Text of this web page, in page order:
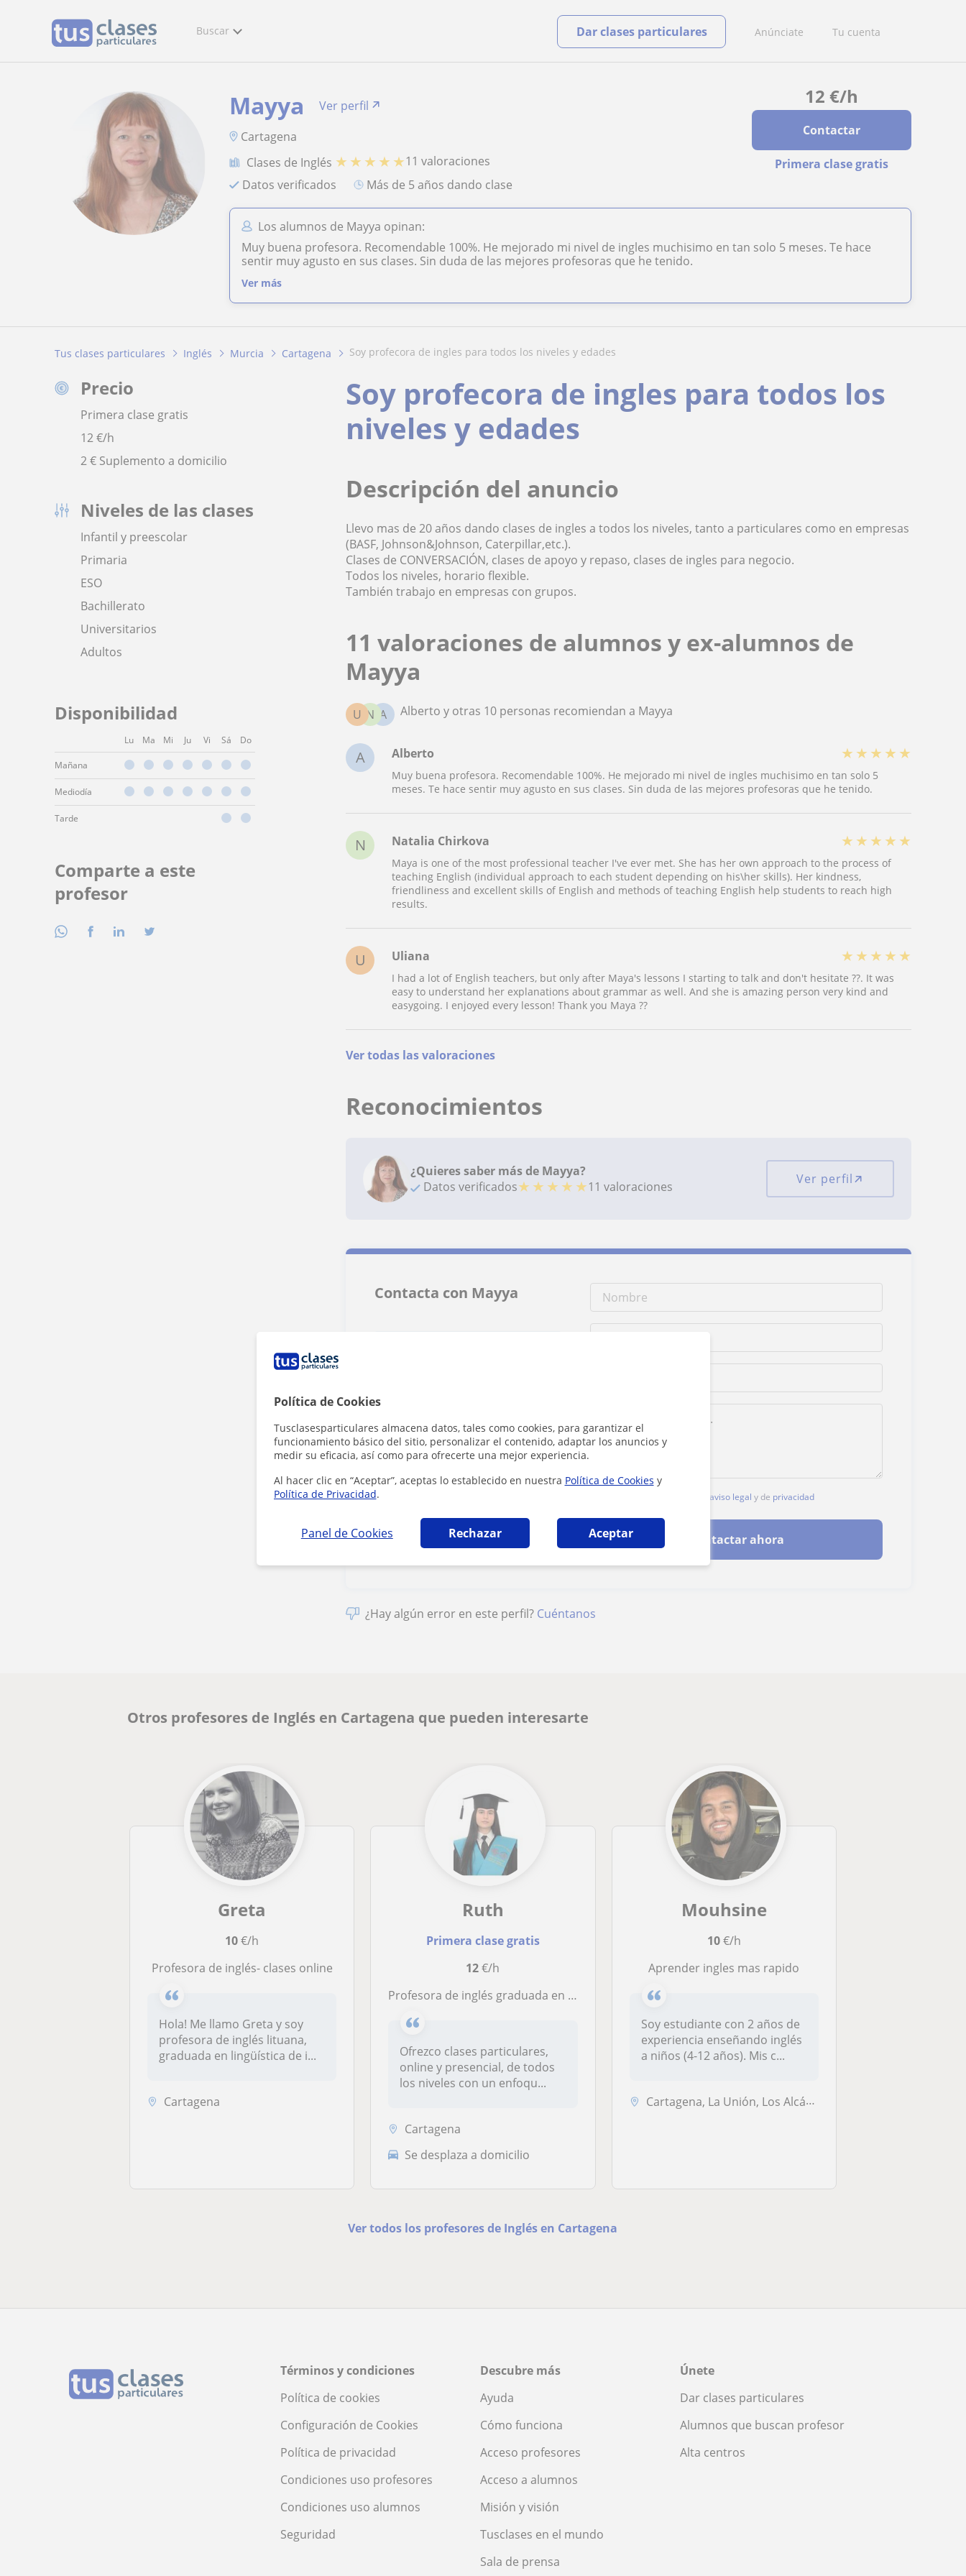
Política de Cookies
Tusclasesparticulares almacena datos, tales como cookies, para garantizar el
funcionamiento básico del sitio, personalizar el contenido, adaptar los anuncios y
medir su eficacia, así como para ofrecerte una mejor experiencia.
Al hacer clic en “Aceptar”, aceptas lo establecido en nuestra Política de Cookies y
Política de Privacidad.
Panel de Cookies Rechazar Aceptar
Buscar Anúnciate Tu cuenta
Dar clases particulares
12 €/h
Contactar
Primera clase gratis
Mayya
Ver perfil
Cartagena
Clases de Inglés ★ ★ ★ ★ ★11 valoraciones
Datos verificados
más de 5 años dando clase
Los alumnos de Mayya opinan:
Muy buena profesora. Recomendable 100%. He mejorado mi nivel de ingles muchisimo en tan solo 5 meses. Te hace
sentir muy agusto en sus clases. Sin duda de las mejores profesoras que he tenido.
Ver más
Tus clases particulares Inglés Murcia Cartagena soy profecora de ingles para todos los niveles y edades
Precio
Primera clase gratis
12€/h
2 € Suplemento a domicilio
Niveles de las clases
Infantil y preescolar
Primaria
ESO
Bachillerato
Universitarios
Adultos
Disponibilidad
Lu Ma Mi Ju Vi Sá Do
Mañana
Mediodía
Tarde
Comparte a este
profesor
Soy profecora de ingles para todos los
niveles y edades
Descripción del anuncio
Llevo mas de 20 años dando clases de ingles a todos los niveles, tanto a particulares como en empresas
(BASF, Johnson&Johnson, Caterpillar,etc.).
Clases de CONVERSACIÓN, clases de apoyo y repaso, clases de ingles para negocio.
Todos los niveles, horario flexible.
También trabajo en empresas con grupos.
11 valoraciones de alumnos y ex-alumnos de
Mayya
A
N
U Alberto y otras 10 personas recomiendan a Mayya
A Alberto ★ ★ ★ ★ ★
Muy buena profesora. Recomendable 100%. He mejorado mi nivel de ingles muchisimo en tan solo 5
meses. Te hace sentir muy agusto en sus clases. Sin duda de las mejores profesoras que he tenido.
N Natalia Chirkova ★ ★ ★ ★ ★
Maya is one of the most professional teacher I've ever met. She has her own approach to the process of
teaching English (individual approach to each student depending on his\her skills). Her kindness,
friendliness and excellent skills of English and methods of teaching English help students to reach high
results.
U Uliana ★ ★ ★ ★ ★
I had a lot of English teachers, but only after Maya's lessons I starting to talk and don't hesitate ??. It was
easy to understand her explanations about grammar as well. And she is amazing person very kind and
easygoing. I enjoyed every lesson! Thank you Maya ??
Ver todas las valoraciones
Reconocimientos
¿Quieres saber más de Mayya?
Datos verificados★ ★ ★ ★ ★11 valoraciones Ver perfil
Contacta con Mayya
aviso legal y de privacidad
Contactar ahora
¿Hay algún error en este perfil? Cuéntanos
Otros profesores de Inglés en Cartagena que pueden interesarte
Greta
10€/h
Profesora de inglés- clases online
Hola! Me llamo Greta y soy
profesora de inglés lituana,
graduada en lingüística de i...
Cartagena
Ruth
Primera clase gratis
12€/h
Profesora de inglés graduada en Filología Hispánica ofrece clases particulares de inglés o lengua y literatura en Murcia. Clases online o presencial
Ofrezco clases particulares,
online y presencial, de todos
los niveles con un enfoqu...
Cartagena
Se desplaza a domicilio
Mouhsine
10€/h
aprender ingles mas rapido
Soy estudiante con 2 años de
experiencia enseñando inglés
a niños (4-12 años). Mis c...
Cartagena, La Unión, Los Alcázares, Torre-Pacheco
Ver todos los profesores de Inglés en Cartagena
Términos y condiciones
Política de cookies
Configuración de Cookies
Política de privacidad
Condiciones uso profesores
Condiciones uso alumnos
Seguridad
Descubre más
Ayuda
Cómo funciona
Acceso profesores
Acceso a alumnos
Misión y visión
Tusclases en el mundo
Sala de prensa
Únete
Dar clases particulares
Alumnos que buscan profesor
Alta centros